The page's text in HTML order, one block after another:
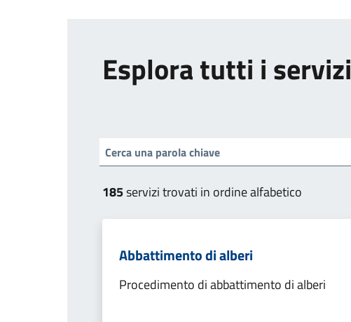
Esplora tutti i servizi
185servizi trovati in ordine alfabetico
Abbattimento di alberi
Procedimento di abbattimento di alberi